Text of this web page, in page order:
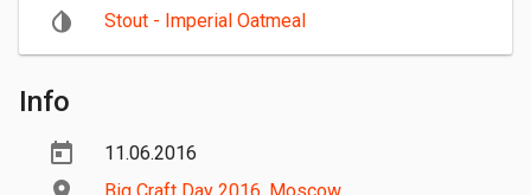
Stout - Imperial Oatmeal
Info
11.06.2016